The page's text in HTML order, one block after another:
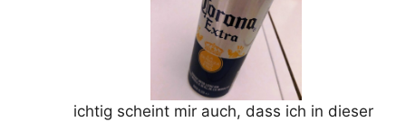
ichtig scheint mir auch, dass ich in dieser